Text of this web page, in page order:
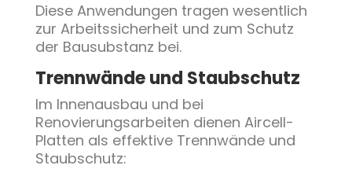
Diese Anwendungen tragen wesentlich
zur Arbeitssicherheit und zum Schutz
der Bausubstanz bei.
Trennwände und Staubschutz
Im Innenausbau und bei
Renovierungsarbeiten dienen Aircell-
Platten als effektive Trennwände und
Staubschutz: